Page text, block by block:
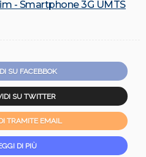
- Smartphone 3G UMTS
SU FACEBBOK
SU TWITTER
TRAMITE EMAIL
DI PIÙ